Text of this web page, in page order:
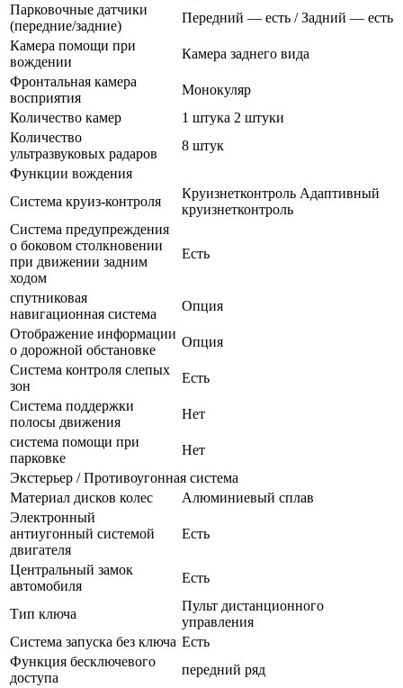
Парковочные датчики
(передние/задние)
Передний — есть / Задний — есть
Камера помощи при
вождении
Камера заднего вида
Фронтальная камера
восприятия
Монокуляр
Количество камер
1 штука 2 штуки
Количество
ультразвуковых радаров
8 штук
Функции вождения
Система круиз-контроля
Круизнетконтроль Адаптивный
круизнетконтроль
Система предупреждения
о боковом столкновении
при движении задним
ходом
Есть
спутниковая
навигационная система
Опция
Отображение информации
о дорожной обстановке
Опция
Система контроля слепых
зон
Есть
Система поддержки
полосы движения
Нет
система помощи при
парковке
Нет
Экстерьер / Противоугонная система
Материал дисков колес
Алюминиевый сплав
Электронный
антиугонный системой
двигателя
Есть
Центральный замок
автомобиля
Есть
Тип ключа
Пульт дистанционного
управления
Система запуска без ключа Есть
Функция бесключевого
доступа
передний ряд